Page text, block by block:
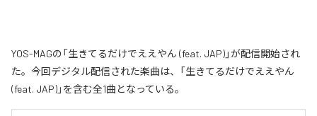
YOS-MAGの「生きてるだけでええやん (feat. JAP)」が配信開始され
た。今回デジタル配信された楽曲は、「生きてるだけでええやん
(feat. JAP)」を含む全1曲となっている。